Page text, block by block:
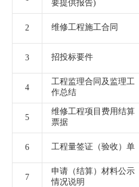
要提供报告)
2 维修工程施工合同
3 招投标要件
4
工程监理合同及监理工
作总结
5
维修工程项目费用结算
票据
6 工程量签证（验收）单
7
申请（结算）材料公示
情况说明